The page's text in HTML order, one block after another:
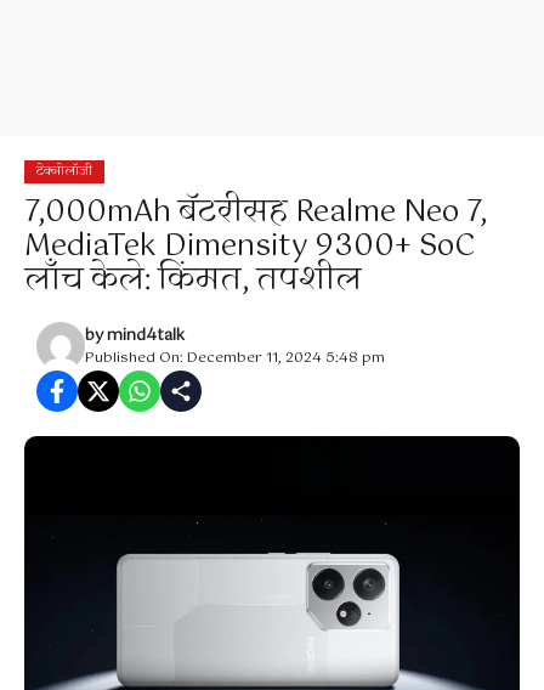
टेक्नोलॉजी
7,000mAh बॅटरीसह Realme Neo 7,
MediaTek Dimensity 9300+ SoC
लाँच केले: किंमत, तपशील
bymind4talk
Published On: December 11, 2024 5:48 pm